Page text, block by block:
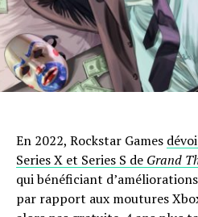
En 2022, Rockstar Games
Series X et Series S de Grand
qui bénéficiant
par rapport aux moutures